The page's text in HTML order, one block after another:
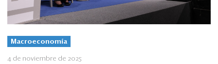
Macroeconomía
4 de noviembre de 2025